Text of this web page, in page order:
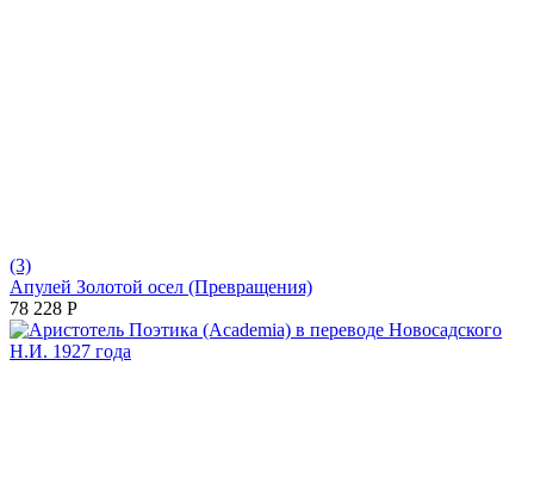
(3)
Апулей Золотой осел (Превращения)
78 228 Р